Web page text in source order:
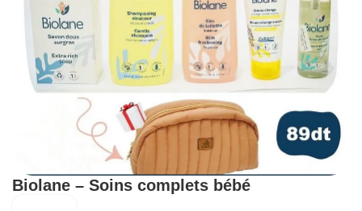
Biolane – Soins complets bébé